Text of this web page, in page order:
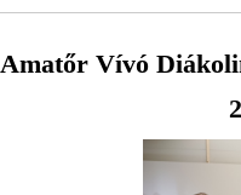
Amatőr Vívó